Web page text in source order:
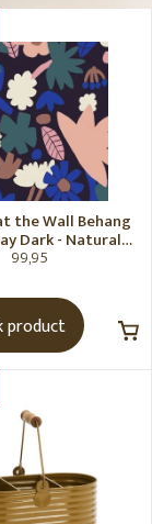
the Wall Behang
Dark - Natural
Noord
99,95
product